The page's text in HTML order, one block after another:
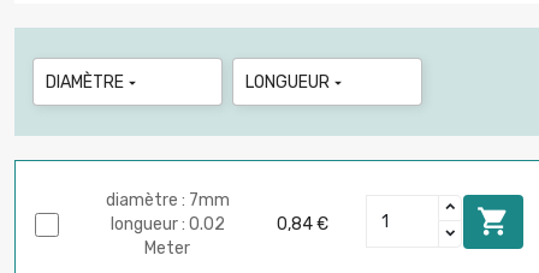
DIAMÈTRE  LONGUEUR 
diamètre : 7mm
longueur : 0.02
Meter
0,84 € 